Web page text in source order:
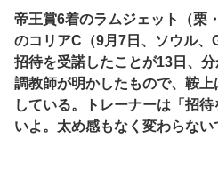
帝王賞6着のラムジェット（栗
のコリアC（9月7日、ソウル
招待を受諾したことが13日、
調教師が明かしたもので、鞍
している。トレーナーは「招
いよ。太め感もなく変わらない